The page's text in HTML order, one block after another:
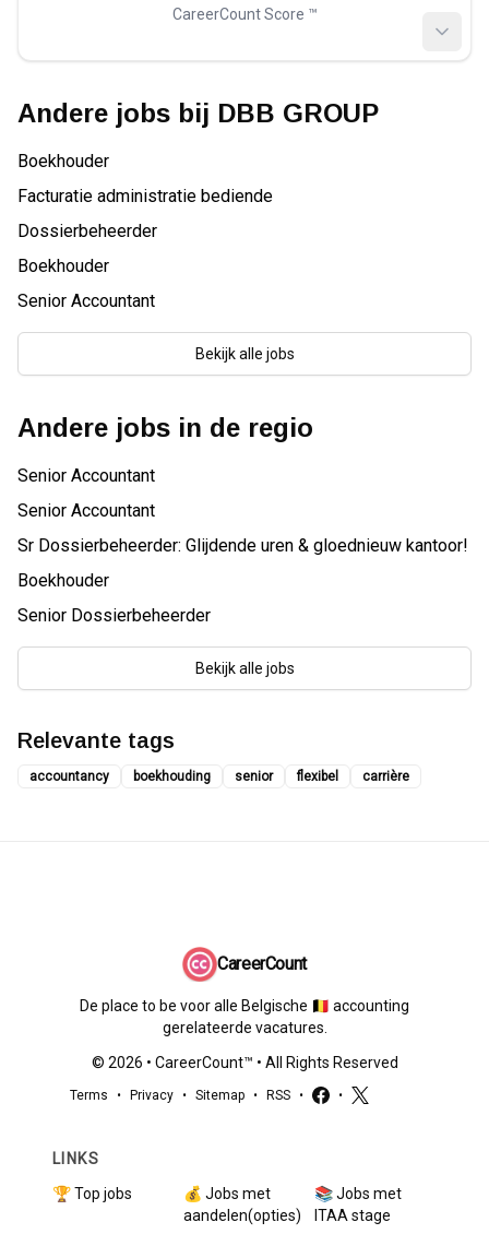
CareerCount Score ™️
Andere jobs bij DBB GROUP
Boekhouder
Facturatie administratie bediende
Dossierbeheerder
Boekhouder
Senior Accountant
Bekijk alle jobs
Andere jobs in de regio
Senior Accountant
Senior Accountant
Sr Dossierbeheerder: Glijdende uren & gloednieuw kantoor!
Boekhouder
Senior Dossierbeheerder
Bekijk alle jobs
Relevante tags
accountancy boekhouding senior flexibel carrière
CareerCount
De place to be voor alle Belgische 🇧🇪 accounting
gerelateerde vacatures.
© 2026 • CareerCount™ • All Rights Reserved
Terms • Privacy • Sitemap • RSS • •
LINKS
🏆 Top jobs
💰 Jobs met
aandelen(opties)
📚 Jobs met
ITAA stage